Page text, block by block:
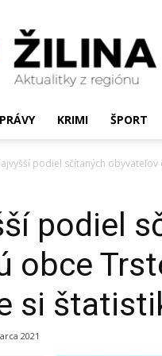
KRIMI ŠPORT
podiel sčítaných
podiel
obce
si
2021